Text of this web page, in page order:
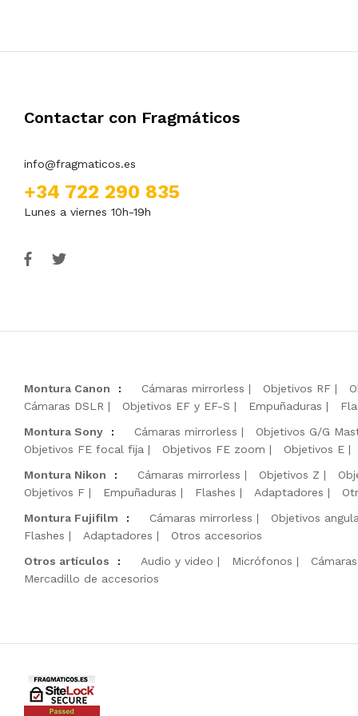
Contactar con Fragmáticos
info@fragmaticos.es
+34 722 290 835
Lunes a viernes 10h-19h
Montura Canon : Cámaras mirrorless Objetivos RF
Cámaras DSLR
Objetivos EF y EF-S Empuñaduras
Montura Sony
: Cámaras mirrorless Objetivos G/G
Objetivos FE focal fija
Objetivos FE zoom Objetivos E
Montura Nikon
: Cámaras mirrorless Objetivos Z
Objetivos F
Empuñaduras Flashes Adaptadores
Montura Fujifilm
: Cámaras mirrorless Objetivos
Flashes
Adaptadores
Otros accesorios
Otros artículos
: Audio y video Micrófonos
Mercadillo de accesorios